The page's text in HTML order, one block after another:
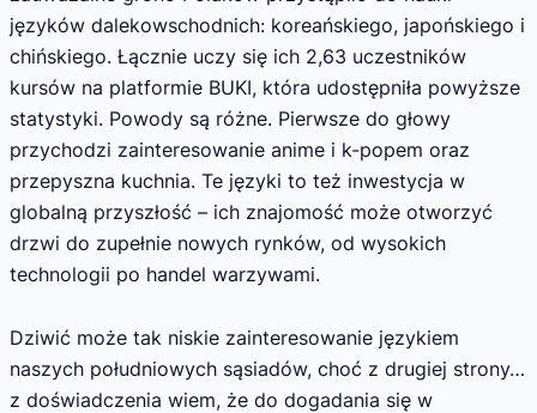
języków dalekowschodnich: koreańskiego, japońskiego i
chińskiego. Łącznie uczy się ich 2,63 uczestników
kursów na platformie BUKI, która udostępniła powyższe
statystyki. Powody są różne. Pierwsze do głowy
przychodzi zainteresowanie anime i k-popem oraz
przepyszna kuchnia. Te języki to też inwestycja w
globalną przyszłość – ich znajomość może otworzyć
drzwi do zupełnie nowych rynków, od wysokich
technologii po handel warzywami.
Dziwić może tak niskie zainteresowanie językiem
naszych południowych sąsiadów, choć z drugiej strony…
z doświadczenia wiem, że do dogadania się w